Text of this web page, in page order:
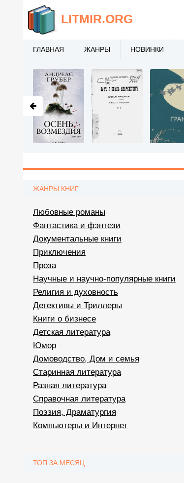
ЖАНРЫ КНИГ
Любовные романы
Фантастика и фэнтези
Документальные книги
Приключения
Проза
Научные и научно-популярные книги
Религия и духовность
Детективы и Триллеры
Книги о бизнесе
Детская литература
Юмор
Домоводство, Дом и семья
Старинная литература
Разная литература
Справочная литература
Поэзия, Драматургия
Компьютеры и Интернет
ТОП ЗА МЕСЯЦ
LITMIR.ORG
ГЛАВНАЯ ЖАНРЫ НОВИНКИ